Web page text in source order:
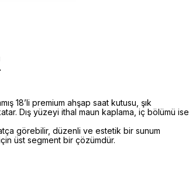
18’li premium ahşap saat kutusu, şık
Dış yüzeyi ithal maun kaplama, iç bölümü ise
görebilir, düzenli ve estetik bir sunum
üst segment bir çözümdür.